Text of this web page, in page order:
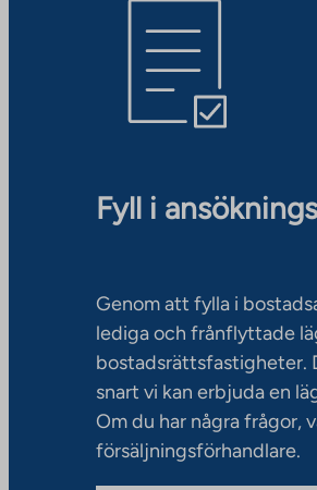
Fyll i
Genom att fylla i
lediga och frånflyttade
bostadsrättsfastigheter.
snart vi kan erbjuda en
Om du har några frågor,
försäljningsförhandlare.